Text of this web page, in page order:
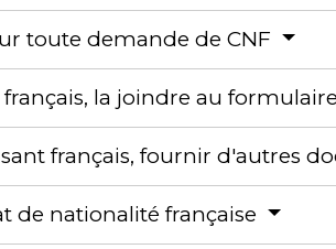
toute demande de CNF
la joindre au formulaire
français, fournir d'autres
de nationalité française